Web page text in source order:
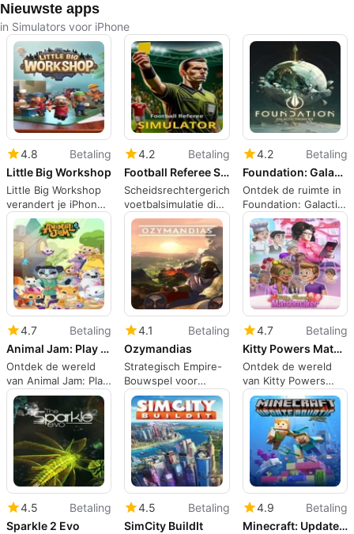
Nieuwste apps
in Simulators voor iPhone
4.8
Betaling
Little Big Workshop
Little Big Workshop
verandert je iPhone
in een tafel fabriek
4.2
Betaling
Football Referee Simulator
Scheidsrechtergerichte
voetbalsimulatie die
beslissingen
vooropstelt
4.2
Betaling
Foundation: Galactic Frontier
Ontdek de ruimte in
Foundation: Galactic
Frontier
4.7
Betaling
Animal Jam: Play Wild
Ontdek de wereld
van Animal Jam: Play
Wild!
4.1
Betaling
Ozymandias
Strategisch Empire-
Bouwspel voor
iPhone
4.7
Betaling
Kitty Powers Matchmaker
Ontdek de wereld
van Kitty Powers
Matchmaker
4.5
Betaling
Sparkle 2 Evo
4.5
Betaling
SimCity BuildIt
4.9
Betaling
Minecraft: Update Aquatic